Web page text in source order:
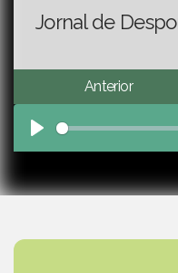
Jornal de
Anterior
Play